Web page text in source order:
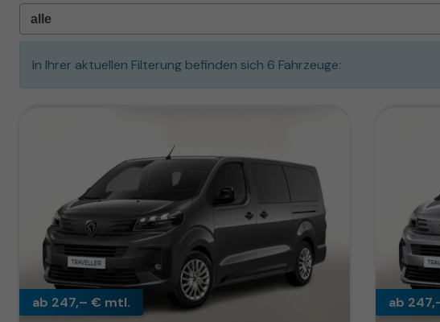
In Ihrer aktuellen Filterung befinden sich 6 Fahrzeuge:
ab 247,– € mtl. ab